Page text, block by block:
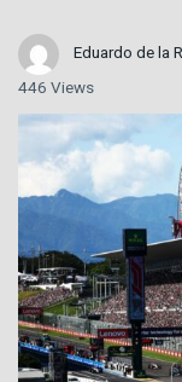
Eduardo de la
446 Views